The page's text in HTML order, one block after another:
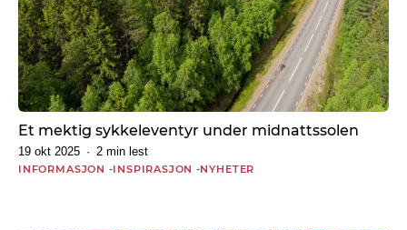
N
y
h
e
t
e
Et mektig sykkeleventyr under midnattssolen
19 okt 2025 2 min lest
INFORMASJON INSPIRASJON NYHETER